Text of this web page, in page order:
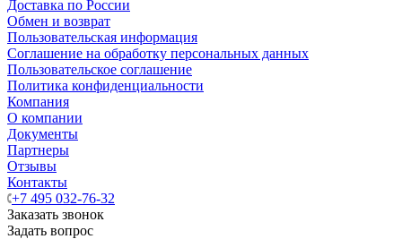
Доставка по России
Обмен и возврат
Пользовательская информация
Соглашение на обработку персональных данных
Пользовательское соглашение
Политика конфиденциальности
Компания
О компании
Документы
Партнеры
Отзывы
Контакты
+7 495 032-76-32
Заказать звонок
Задать вопрос